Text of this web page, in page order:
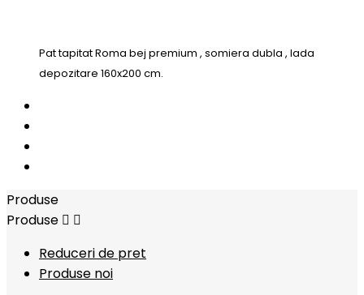
Pat tapitat Roma bej premium , somiera dubla , lada
depozitare 160x200 cm.
Produse
Produse  
Reduceri de pret
Produse noi